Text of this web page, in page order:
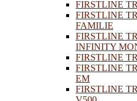
FIRSTLINE
FIRSTLINE
FAMILIE
FIRSTLINE
INFINITY
FIRSTLINE
FIRSTLINE
EM
FIRSTLINE